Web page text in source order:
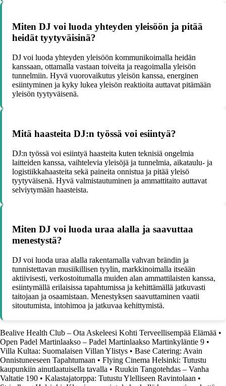
Miten DJ voi luoda yhteyden yleisöön ja pitää
heidät tyytyväisinä?
DJ voi luoda yhteyden yleisöön kommunikoimalla heidän
kanssaan, ottamalla vastaan toiveita ja reagoimalla yleisön
tunnelmiin. Hyvä vuorovaikutus yleisön kanssa, energinen
esiintyminen ja kyky lukea yleisön reaktioita auttavat pitämään
yleisön tyytyväisenä.
Mitä haasteita DJ:n työssä voi esiintyä?
DJ:n työssä voi esiintyä haasteita kuten teknisiä ongelmia
laitteiden kanssa, vaihtelevia yleisöjä ja tunnelmia, aikataulu- ja
logistiikkahaasteita sekä paineita onnistua ja pitää yleisö
tyytyväisenä. Hyvä valmistautuminen ja ammattitaito auttavat
selviytymään haasteista.
Miten DJ voi luoda uraa alalla ja saavuttaa
menestystä?
DJ voi luoda uraa alalla rakentamalla vahvan brändin ja
tunnistettavan musiikillisen tyylin, markkinoimalla itseään
aktiivisesti, verkostoitumalla muiden alan ammattilaisten kanssa,
esiintymällä erilaisissa tapahtumissa ja kehittämällä jatkuvasti
taitojaan ja osaamistaan. Menestyksen saavuttaminen vaatii
sitoutumista, intohimoa ja jatkuvaa kehittymistä.
Bealive Health Club – Ota Askeleesi Kohti Terveellisempää Elämää •
Open Padel Martinlaakso – Padel Martinlaakso Martinkyläntie 9 •
Villa Kultaa: Suomalaisen Villan Ylistys • Base Catering: Avain
Onnistuneeseen Tapahtumaan • Flying Cinema Helsinki: Tutustu
kaupunkiin ainutlaatuisella tavalla • Ruukin Tangotehdas – Vanha
Valtatie 190 • Kalastajatorppa: Tutustu Ylelliseen Ravintolaan •